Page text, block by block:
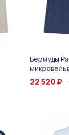
Бермуды
22 520 ₽